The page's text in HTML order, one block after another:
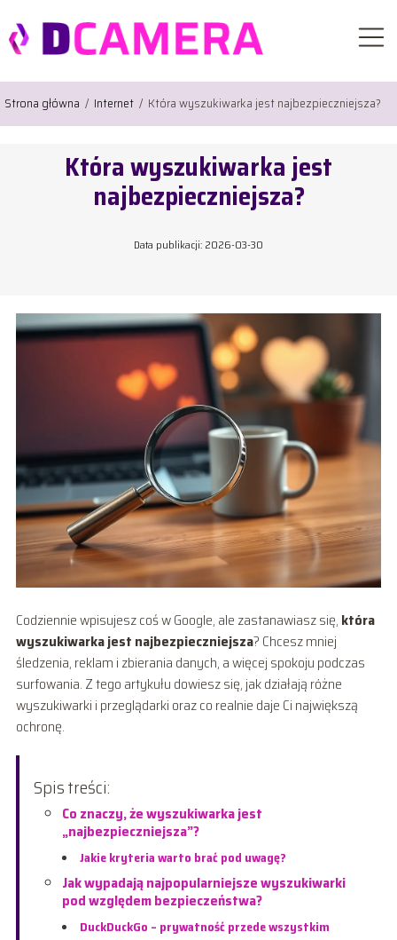
Strona główna / Internet / Która wyszukiwarka jest najbezpieczniejsza?
Która wyszukiwarka jest
najbezpieczniejsza?
Data publikacji: 2026-03-30
Codziennie wpisujesz coś w Google, ale zastanawiasz się, która
wyszukiwarka jest najbezpieczniejsza? Chcesz mniej
śledzenia, reklam i zbierania danych, a więcej spokoju podczas
surfowania. Z tego artykułu dowiesz się, jak działają różne
wyszukiwarki i przeglądarki oraz co realnie daje Ci największą
ochronę.
Spis treści:
Co znaczy, że wyszukiwarka jest
„najbezpieczniejsza”?
Jakie kryteria warto brać pod uwagę?
Jak wypadają najpopularniejsze wyszukiwarki
pod względem bezpieczeństwa?
DuckDuckGo – prywatność przede wszystkim